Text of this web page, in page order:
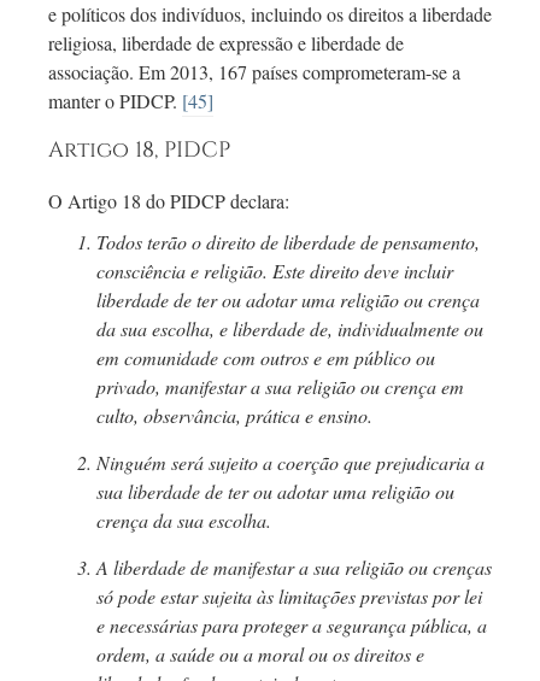
e políticos dos indivíduos, incluindo os direitos a liberdade
religiosa, liberdade de expressão e liberdade de
associação. Em 2013, 167 paísescomprometeram-sea
manter o PIDCP. [45]
Artigo 18, PIDCP
O Artigo 18 do PIDCP declara:
Todos terão o direito de liberdade de pensamento,
consciência e religião. Este direito deve incluir
liberdade de ter ou adotar uma religião ou crença
da sua escolha, e liberdade de, individualmente ou
em comunidade com outros e em público ou
privado, manifestar a sua religião ou crença em
culto, observância, prática e ensino.
Ninguém será sujeito a coerção que prejudicaria a
sua liberdade de ter ou adotar uma religião ou
crença da sua escolha.
A liberdade de manifestar a sua religião ou crenças
só pode estar sujeita às limitações previstas por lei
e necessárias para proteger a segurança pública, a
ordem, a saúde ou a moral ou os direitos e